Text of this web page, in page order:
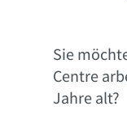
Sie
Centre
Jahre alt?